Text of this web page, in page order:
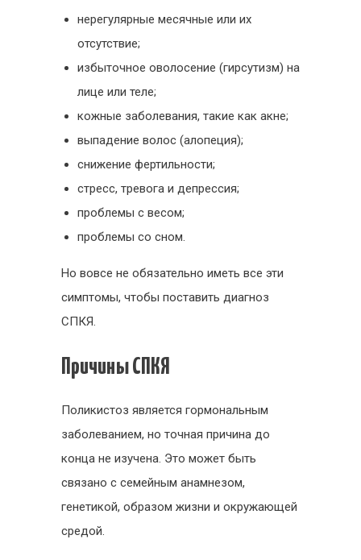
нерегулярные месячные или их
отсутствие;
избыточное оволосение (гирсутизм) на
лице или теле;
кожные заболевания, такие как акне;
выпадение волос (алопеция);
снижение фертильности;
стресс, тревога и депрессия;
проблемы с весом;
проблемы со сном.
Но вовсе не обязательно иметь все эти
симптомы, чтобы поставить диагноз
СПКЯ.
Причины СПКЯ
Поликистоз является гормональным
заболеванием, но точная причина до
конца не изучена. Это может быть
связано с семейным анамнезом,
генетикой, образом жизни и окружающей
средой.